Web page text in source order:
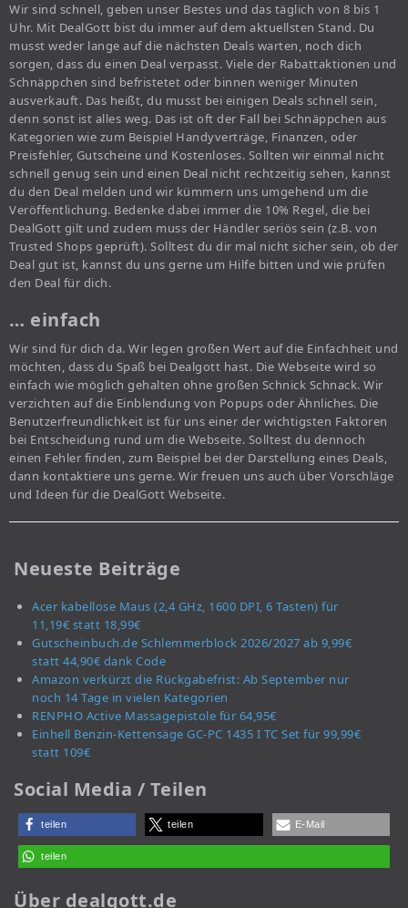
Wir sind schnell, geben unser Bestes und das täglich von 8 bis 1
Uhr. Mit DealGott bist du immer auf dem aktuellsten Stand. Du
musst weder lange auf die nächsten Deals warten, noch dich
sorgen, dass du einen Deal verpasst. Viele der Rabattaktionen und
Schnäppchen sind befristetet oder binnen weniger Minuten
ausverkauft. Das heißt, du musst bei einigen Deals schnell sein,
denn sonst ist alles weg. Das ist oft der Fall bei Schnäppchen aus
Kategorien wie zum Beispiel Handyverträge, Finanzen, oder
Preisfehler, Gutscheine und Kostenloses. Sollten wir einmal nicht
schnell genug sein und einen Deal nicht rechtzeitig sehen, kannst
du den Deal melden und wir kümmern uns umgehend um die
Veröffentlichung. Bedenke dabei immer die 10% Regel, die bei
DealGott gilt und zudem muss der Händler seriös sein (z.B. von
Trusted Shops geprüft). Solltest du dir mal nicht sicher sein, ob der
Deal gut ist, kannst du uns gerne um Hilfe bitten und wie prüfen
den Deal für dich.
… einfach
Wir sind für dich da. Wir legen großen Wert auf die Einfachheit und
möchten, dass du Spaß bei Dealgott hast. Die Webseite wird so
einfach wie möglich gehalten ohne großen Schnick Schnack. Wir
verzichten auf die Einblendung von Popups oder Ähnliches. Die
Benutzerfreundlichkeit ist für uns einer der wichtigsten Faktoren
bei Entscheidung rund um die Webseite. Solltest du dennoch
einen Fehler finden, zum Beispiel bei der Darstellung eines Deals,
dann kontaktiere uns gerne. Wir freuen uns auch über Vorschläge
und Ideen für die DealGott Webseite.
Neueste Beiträge
Acer kabellose Maus (2,4 GHz, 1600 DPI, 6 Tasten) für
11,19€ statt 18,99€
Gutscheinbuch.de Schlemmerblock 2026/2027 ab 9,99€
statt 44,90€ dank Code
Amazon verkürzt die Rückgabefrist: Ab September nur
noch 14 Tage in vielen Kategorien
RENPHO Active Massagepistole für 64,95€
Einhell Benzin-Kettensäge GC-PC 1435 I TC Set für 99,99€
statt 109€
Social Media / Teilen
teilen teilen E-Mail
teilen
Über dealgott.de